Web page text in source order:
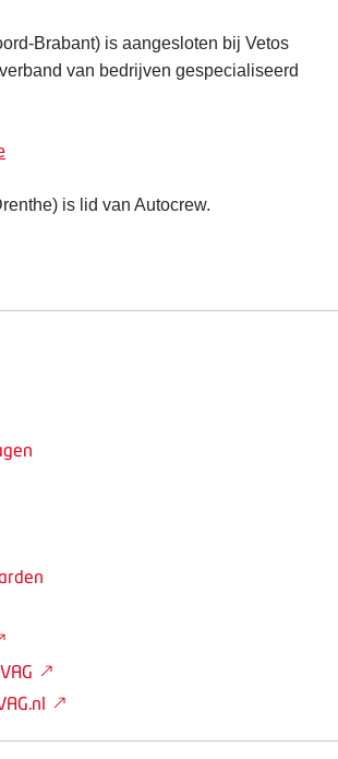
Brabant) is aangesloten bij Vetos
van bedrijven gespecialiseerd
is lid van Autocrew.